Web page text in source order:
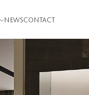
NEWSCONTACT